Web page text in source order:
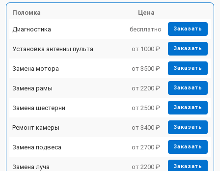
Поломка Цена
Диагностика бесплатно Заказать
Установка антенны пульта от 1000 ₽ Заказать
Замена мотора от 3500 ₽ Заказать
Замена рамы от 2200 ₽ Заказать
Замена шестерни от 2500 ₽ Заказать
Ремонт камеры от 3400 ₽ Заказать
Замена подвеса от 2700 ₽ Заказать
Замена луча от 2200 ₽ Заказать